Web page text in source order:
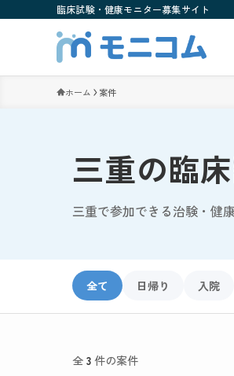
臨床試験・健康モニター募集サイト
ホーム 案件
三重の臨
三重で参加できる治験・健
全て 日帰り 入院
全 3 件の案件